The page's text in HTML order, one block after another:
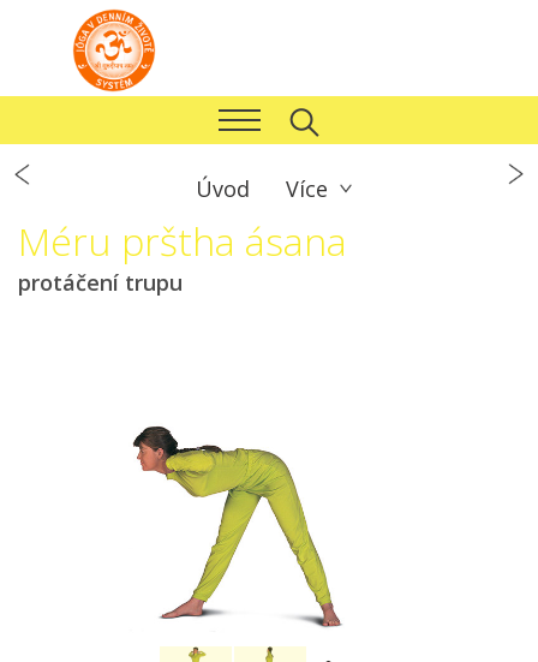
Úvod Více
Méru prštha ásana
protáčení trupu